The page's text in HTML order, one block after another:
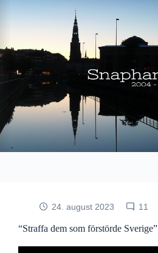
24. august 2023 11
“Straffa dem som förstörde Sverige”